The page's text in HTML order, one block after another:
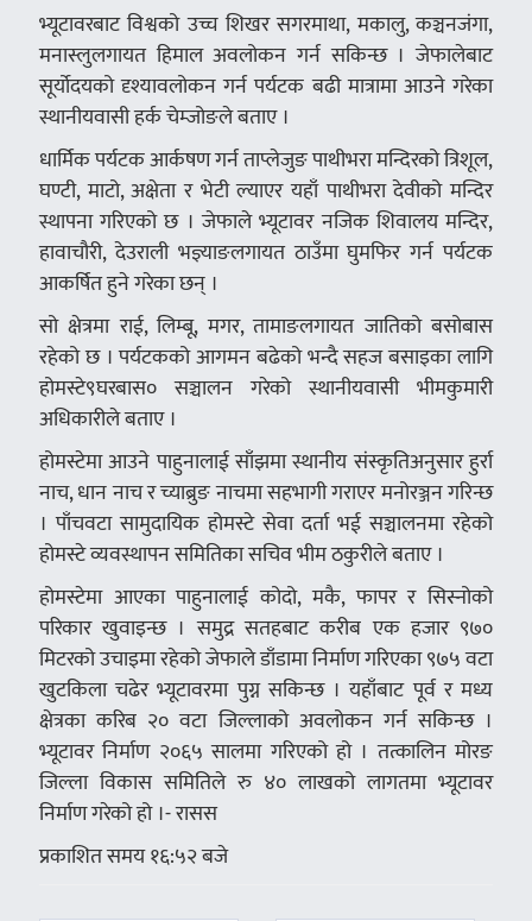
भ्यूटावरबाट विश्वको उच्च शिखर सगरमाथा, मकालु, कञ्चनजंगा,
मनास्लुलगायत हिमाल अवलोकन गर्न सकिन्छ । जेफालेबाट
सूर्योदयको दृश्यावलोकन गर्न पर्यटक बढी मात्रामा आउने गरेका
स्थानीयवासी हर्क चेम्जोङले बताए ।
धार्मिक पर्यटक आर्कषण गर्न ताप्लेजुङ पाथीभरा मन्दिरको त्रिशूल,
घण्टी, माटो, अक्षेता र भेटी ल्याएर यहाँ पाथीभरा देवीको मन्दिर
स्थापना गरिएको छ । जेफाले भ्यूटावर नजिक शिवालय मन्दिर,
हावाचौरी, देउराली भज्ञ्याङलगायत ठाउँमा घुमफिर गर्न पर्यटक
आकर्षित हुने गरेका छन् ।
सो क्षेत्रमा राई, लिम्बू, मगर, तामाङलगायत जातिको बसोबास
रहेको छ । पर्यटकको आगमन बढेको भन्दै सहज बसाइका लागि
होमस्टे९घरबास० सञ्चालन गरेको स्थानीयवासी भीमकुमारी
अधिकारीले बताए ।
होमस्टेमा आउने पाहुनालाई साँझमा स्थानीय संस्कृतिअनुसार हुर्रा
नाच, धान नाच र च्याब्रुङ नाचमा सहभागी गराएर मनोरञ्जन गरिन्छ
। पाँचवटा सामुदायिक होमस्टे सेवा दर्ता भई सञ्चालनमा रहेको
होमस्टे व्यवस्थापन समितिका सचिव भीम ठकुरीले बताए ।
होमस्टेमा आएका पाहुनालाई कोदो, मकै, फापर र सिस्नोको
परिकार खुवाइन्छ । समुद्र सतहबाट करीब एक हजार ९७०
मिटरको उचाइमा रहेको जेफाले डाँडामा निर्माण गरिएका ९७५ वटा
खुटकिला चढेर भ्यूटावरमा पुग्न सकिन्छ । यहाँबाट पूर्व र मध्य
क्षेत्रका करिब २० वटा जिल्लाको अवलोकन गर्न सकिन्छ ।
भ्यूटावर निर्माण २०६५ सालमा गरिएको हो । तत्कालिन मोरङ
जिल्ला विकास समितिले रु ४० लाखको लागतमा भ्यूटावर
निर्माण गरेको हो ।- रासस
प्रकाशित समय १६:५२ बजे